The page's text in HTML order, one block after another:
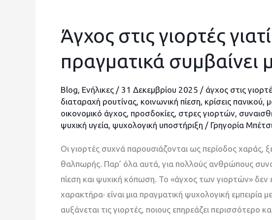
Άγχος στις γιορτές
πραγματικά συμβαίνει
Blog, Ενήλικες / 31 Δεκεμβρίου 2025 / άγχος στις
διαταραχή ρουτίνας, κοινωνική πίεση, κρίσεις πανικού,
οικονομικό άγχος, προσδοκίες, στρες γιορτών,
ψυχική υγεία, ψυχολογική υποστήριξη / Γρηγορία
Οι γιορτές συχνά παρουσιάζονται ως περίοδος χαράς,
θαλπωρής. Παρ’ όλα αυτά, για πολλούς ανθρώπους
πίεση και ψυχική κόπωση. Το «άγχος των γιορτών» δεν
χαρακτήρα· είναι μια πραγματική ψυχολογική εμπειρία
αυξάνεται τις γιορτές, ποιους επηρεάζει περισσότερο
Άγχος
στις
γιορτές
αυξάνεται
και
τι
συμβαίνει
μέσα
μας